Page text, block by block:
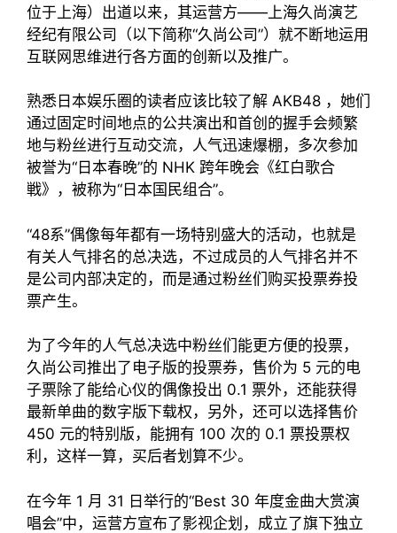
位于上海）出道以来，其运营方——上海久尚演艺
经纪有限公司（以下简称“久尚公司”）就不断地运用
互联网思维进行各方面的创新以及推广。
熟悉日本娱乐圈的读者应该比较了解 AKB48 ，她们
通过固定时间地点的公共演出和首创的握手会频繁
地与粉丝进行互动交流，人气迅速爆棚，多次参加
被誉为“日本春晚”的 NHK 跨年晚会《红白歌合
戦》，被称为“日本国民组合”。
“48系”偶像每年都有一场特别盛大的活动，也就是
有关人气排名的总决选，不过成员的人气排名并不
是公司内部决定的，而是通过粉丝们购买投票券投
票产生。
为了今年的人气总决选中粉丝们能更方便的投票，
久尚公司推出了电子版的投票券，售价为 5 元的电
子票除了能给心仪的偶像投出 0.1 票外，还能获得
最新单曲的数字版下载权，另外，还可以选择售价
450 元的特别版，能拥有 100 次的 0.1 票投票权
利，这样一算，买后者划算不少。
在今年 1 月 31 日举行的“Best 30 年度金曲大赏演
唱会”中，运营方宣布了影视企划，成立了旗下独立